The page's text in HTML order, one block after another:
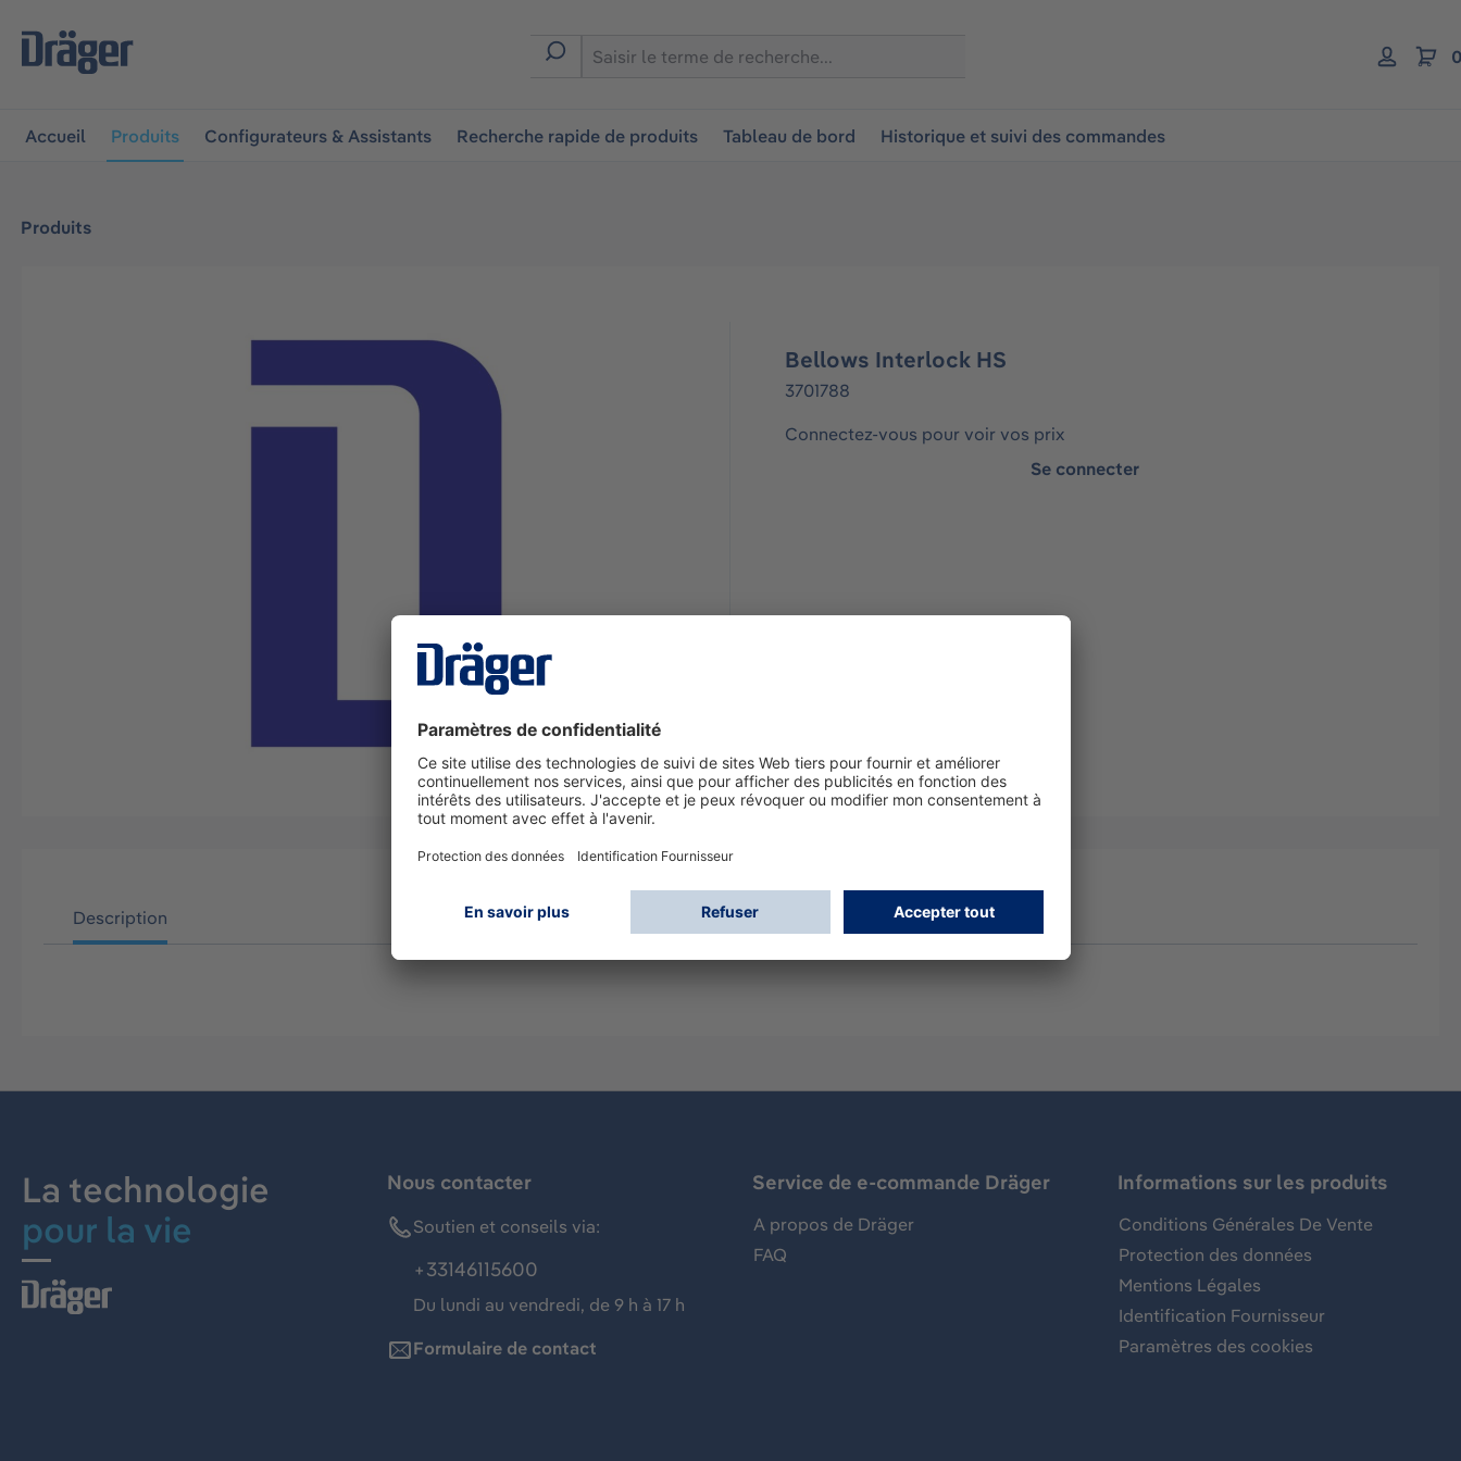
à la navigation principale
Accueil Produits Configurateurs & Assistants Recherche rapide de produits Tableau de bord Historique et suivi des commandes
Produits
Bellows Interlock HS
3701788
Connectez-vous pour voir vos prix
Se connecter
Description
La technologie
pour la vie
Nous contacter
Soutien et conseils via:
+33146115600
Du lundi au vendredi, de 9 h à 17 h
Formulaire de contact
Service de e-commande Dräger
A propos de Dräger
FAQ
Informations sur les produits
Conditions Générales De Vente
Protection des données
Mentions Légales
Identification Fournisseur
Paramètres des cookies